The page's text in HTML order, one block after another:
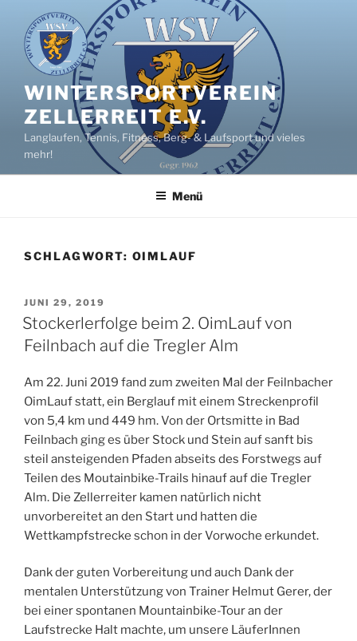
Inhalt
springen
WINTERSPORTVEREIN
ZELLERREIT E.V.
Langlaufen, Tennis, Fitness, Berg- & Laufsport und vieles
mehr!
Menü
SCHLAGWORT: OIMLAUF
VERÖFFENTLICHT
AM
JUNI 29, 2019
Stockerlerfolge beim 2. OimLauf von
Feilnbach auf die Tregler Alm
Am 22. Juni 2019 fand zum zweiten Mal der Feilnbacher
OimLauf statt, ein Berglauf mit einem Streckenprofil
von 5,4 km und 449 hm. Von der Ortsmitte in Bad
Feilnbach ging es über Stock und Stein auf sanft bis
steil ansteigenden Pfaden abseits des Forstwegs auf
Teilen des Moutainbike-Trails hinauf auf die Tregler
Alm. Die Zellerreiter kamen natürlich nicht
unvorbereitet an den Start und hatten die
Wettkampfstrecke schon in der Vorwoche erkundet.
Dank der guten Vorbereitung und auch Dank der
mentalen Unterstützung von Trainer Helmut Gerer, der
bei einer spontanen Mountainbike-Tour an der
Laufstrecke Halt machte, um unsere LäuferInnen